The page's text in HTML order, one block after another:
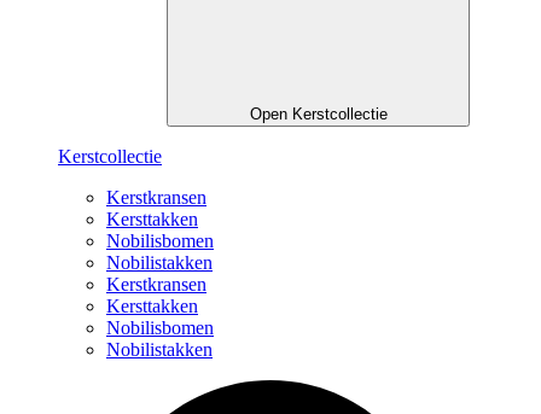
Open Kerstcollectie
Kerstcollectie
Kerstkransen
Kersttakken
Nobilisbomen
Nobilistakken
Kerstkransen
Kersttakken
Nobilisbomen
Nobilistakken